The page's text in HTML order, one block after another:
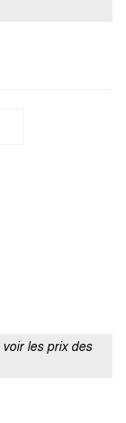
les prix des